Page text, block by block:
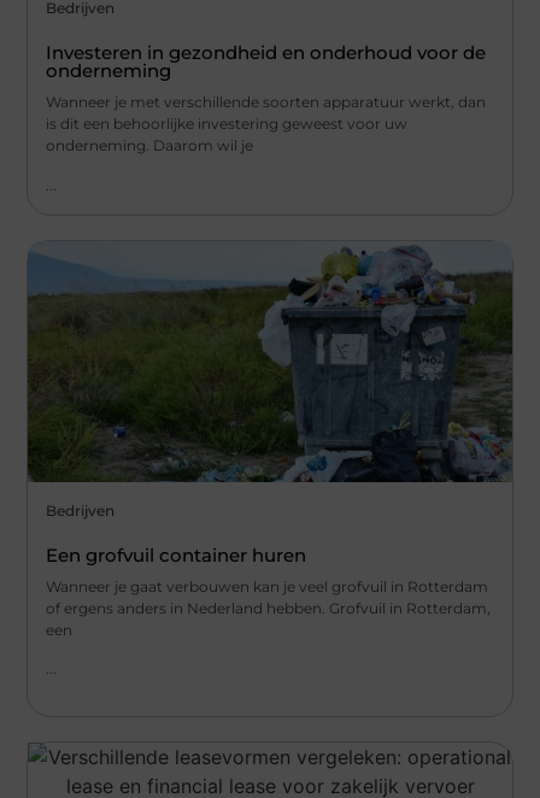
Bedrijven
Investeren in gezondheid en onderhoud voor de
onderneming
Wanneer je met verschillende soorten apparatuur werkt, dan
is dit een behoorlijke investering geweest voor uw
onderneming. Daarom wil je
Bedrijven
Een grofvuil container huren
Wanneer je gaat verbouwen kan je veel grofvuil in Rotterdam
of ergens anders in Nederland hebben. Grofvuil in Rotterdam,
een
...